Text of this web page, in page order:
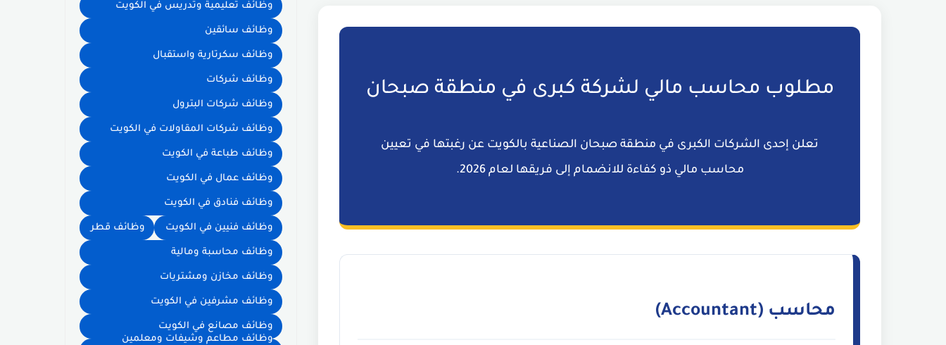
مطلوب محاسب مالي لشركة كبرى في منطقة صبحان
تعلن إحدى الشركات الكبرى في منطقة صبحان الصناعية بالكويت عن رغبتها في تعيين
محاسب مالي ذو كفاءة للانضمام إلى فريقها لعام 2026.
محاسب (Accountant)
وظائف تعليمية وتدريس في الكويت
وظائف سائقين
وظائف سكرتارية واستقبال
وظائف شركات
وظائف شركات البترول
وظائف شركات المقاولات في الكويت
وظائف طباعة في الكويت
وظائف عمال في الكويت
وظائف فنادق في الكويت
وظائف فنيين في الكويت وظائف قطر
وظائف محاسبة ومالية
وظائف مخازن ومشتريات
وظائف مشرفين في الكويت
وظائف مصانع في الكويت
وظائف مطاعم وشيفات ومعلمين